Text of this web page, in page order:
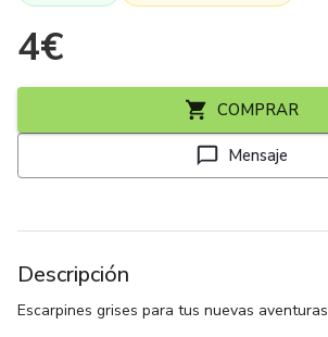
4€
COMPRAR
Mensaje
Descripción
Escarpines grises para tus nuevas aventuras